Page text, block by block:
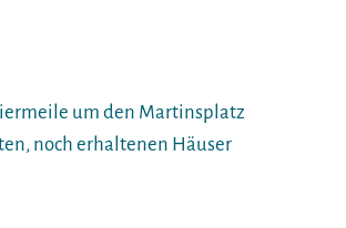
um den Martinsplatz
noch erhaltenen Häuser